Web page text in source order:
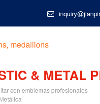
& METAL
con emblemas profesionales